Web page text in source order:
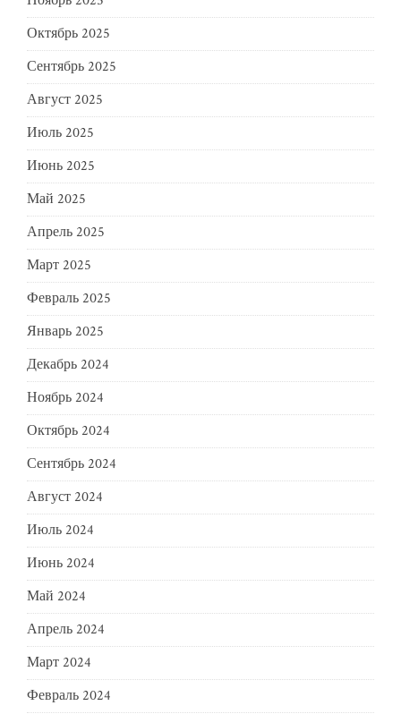
Октябрь 2025
Сентябрь 2025
Август 2025
Июль 2025
Июнь 2025
Май 2025
Апрель 2025
Март 2025
Февраль 2025
Январь 2025
Декабрь 2024
Ноябрь 2024
Октябрь 2024
Сентябрь 2024
Август 2024
Июль 2024
Июнь 2024
Май 2024
Апрель 2024
Март 2024
Февраль 2024